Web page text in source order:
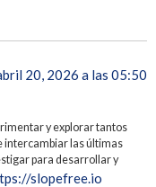
20, 2026 a las 05:50
y explorar tantos
intercambiar las últimas
para desarrollar y
slopefree.io